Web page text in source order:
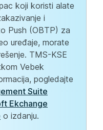
koji koristi alate
i
Push (OBTP) za
uređaje, morate
TMS-KSE
Vebek
pogledajte
Suite
Ekchange
o izdanju.